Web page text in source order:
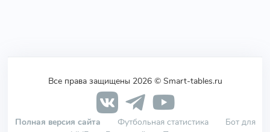
Все права защищены 2026 © Smart-tables.ru
Полная версия сайта Футбольная статистика
Бот для